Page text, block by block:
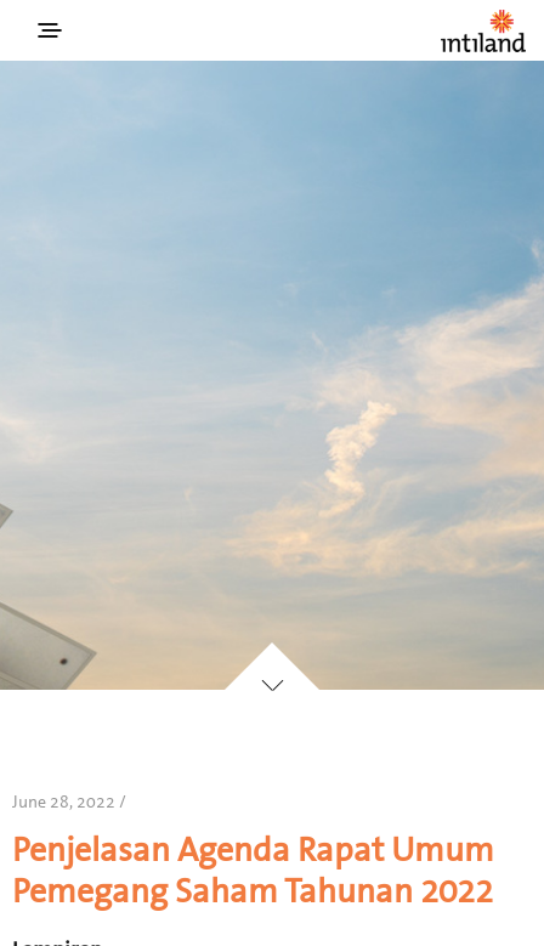
June 28, 2022 /
Penjelasan Agenda Rapat Umum
Pemegang Saham Tahunan 2022